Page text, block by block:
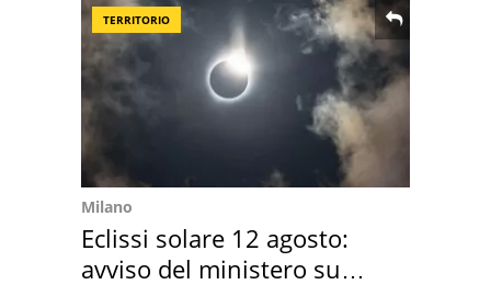
TERRITORIO
Milano
Eclissi solare 12 agosto:
avviso del ministero su